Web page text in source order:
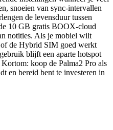
snoeien van sync-intervallen
de levensduur tussen
10 GB gratis BOOX-cloud
notities. Als je mobiel wilt
de Hybrid SIM goed werkt
blijft een aparte hotspot
koop de Palma2 Pro als
en bereid bent te investeren in